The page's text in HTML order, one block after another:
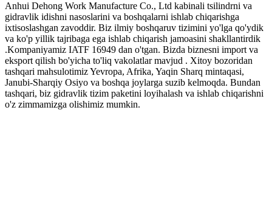
Anhui Dehong Work Manufacture Co., Ltd kabinali tsilindrni va
gidravlik idishni nasoslarini va boshqalarni ishlab chiqarishga
ixtisoslashgan zavoddir. Biz ilmiy boshqaruv tizimini yo'lga qo'ydik
va ko'p yillik tajribaga ega ishlab chiqarish jamoasini shakllantirdik
.Kompaniyamiz IATF 16949 dan o'tgan. Bizda biznesni import va
eksport qilish bo'yicha to'liq vakolatlar mavjud . Xitoy bozoridan
tashqari mahsulotimiz Yevropa, Afrika, Yaqin Sharq mintaqasi,
Janubi-Sharqiy Osiyo va boshqa joylarga suzib kelmoqda. Bundan
tashqari, biz gidravlik tizim paketini loyihalash va ishlab chiqarishni
o'z zimmamizga olishimiz mumkin.